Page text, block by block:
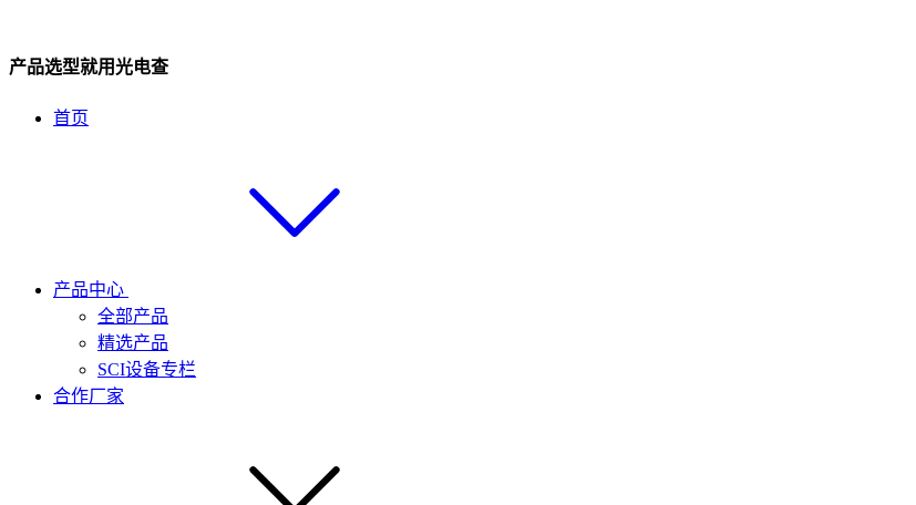
产品选型就用光电查
首页
产品中心
全部产品
精选产品
SCI设备专栏
合作厂家